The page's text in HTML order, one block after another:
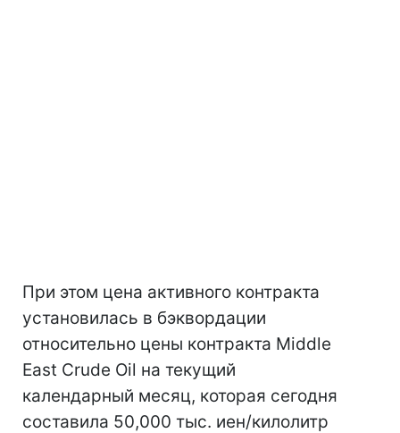
При этом цена активного контракта
установилась в бэквордации
относительно цены контракта Middle
East Crude Oil на текущий
календарный месяц, которая сегодня
составила 50,000 тыс. иен/килолитр